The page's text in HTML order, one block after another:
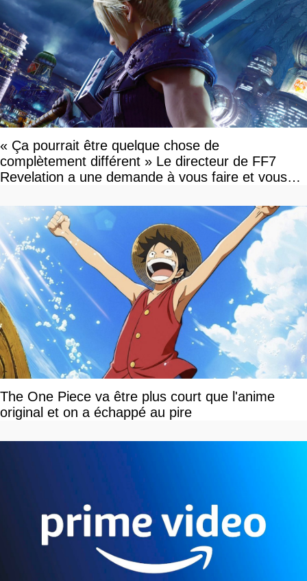
« Ça pourrait être quelque chose de
complètement différent » Le directeur de FF7
Revelation a une demande à vous faire et vous
The One Piece va être plus court que l'anime
original et on a échappé au pire